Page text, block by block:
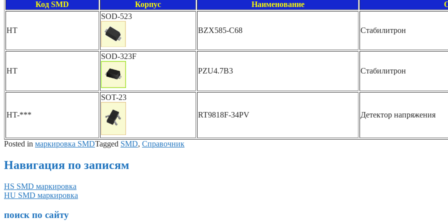
Код SMD Корпус Наименование
HT
SOD-523
BZX585-C68
Стабилитрон
HT
SOD-323F
PZU4.7B3
Стабилитрон
HT-***
SOT-23
RT9818F-34PV Детектор напряжения
Posted in маркировка SMDTagged SMD, Справочник
Навигация по записям
HS SMD маркировка
HU SMD маркировка
поиск по сайту